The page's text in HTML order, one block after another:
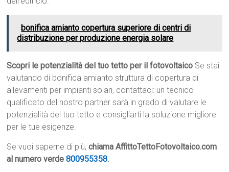
bonifica amianto copertura superiore di centri di
distribuzione per produzione energia solare
Scopri le potenzialità del tuo tetto per il fotovoltaico Se stai
valutando di bonifica amianto struttura di copertura di
allevamenti per impianti solari, contattaci: un tecnico
qualificato del nostro partner sarà in grado di valutare le
potenzialità del tuo tetto e consigliarti la soluzione migliore
per le tue esigenze.
Se vuoi saperne di più,chiama AffittoTettoFotovoltaico.com
al numero verde800955358.